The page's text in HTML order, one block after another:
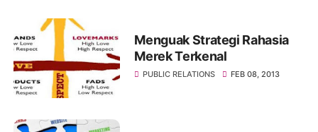
Menguak Strategi Rahasia
Merek Terkenal
PUBLIC RELATIONS FEB 08, 2013